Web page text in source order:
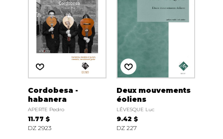
Cordobesa -
habanera
APERTE Pedro
11.77 $
DZ 2923
Deux mouvements
éoliens
LÉVESQUE Luc
9.42 $
DZ 227